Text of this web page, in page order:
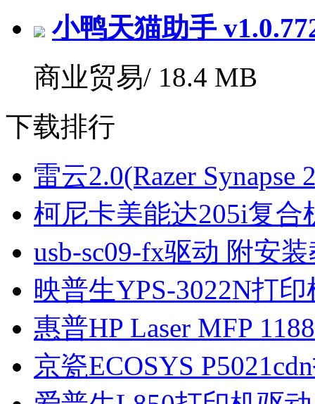
小鸭天猫助手
商业贸易/ 18.4 MB
下载排行
雷云2.0(Razer Synapse
柯尼卡美能达205i复合
usb-sc09-fx驱动 附安
映普生YPS-3022N打
惠普HP Laser MFP
京瓷ECOSYS